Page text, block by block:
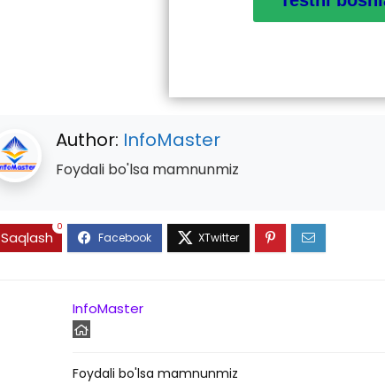
Author: InfoMaster
Foydali bo'lsa mamnunmiz
Saqlash
0
InfoMaster
Foydali bo'lsa mamnunmiz